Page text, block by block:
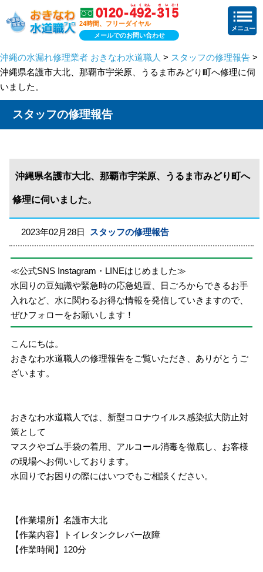
24時間、フリーダイヤル
メールでのお問い合わせ
沖縄の水漏れ修理業者 おきなわ水道職人 > スタッフの修理報告 >
沖縄県名護市大北、那覇市宇栄原、うるま市みどり町へ修理に伺
いました。
スタッフの修理報告
沖縄県名護市大北、那覇市宇栄原、うるま市みどり町へ
修理に伺いました。
2023年02月28日 スタッフの修理報告
≪公式SNS Instagram・LINEはじめました≫
水回りの豆知識や緊急時の応急処置、日ごろからできるお手
入れなど、水に関わるお得な情報を発信していきますので、
ぜひフォローをお願いします！
こんにちは。
おきなわ水道職人の修理報告をご覧いただき、ありがとうご
ざいます。
おきなわ水道職人では、新型コロナウイルス感染拡大防止対
策として
マスクやゴム手袋の着用、アルコール消毒を徹底し、お客様
の現場へお伺いしております。
水回りでお困りの際にはいつでもご相談ください。
【作業場所】名護市大北
【作業内容】トイレタンクレバー故障
【作業時間】120分